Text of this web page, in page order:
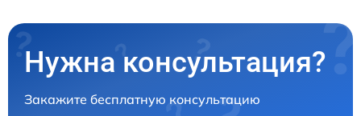
Нужна консультация?
Закажите бесплатную консультацию